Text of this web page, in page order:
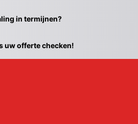
in termijnen?
uw offerte checken!